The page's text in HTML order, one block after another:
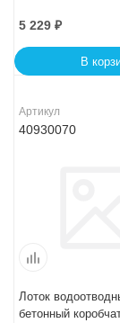
5 229 ₽
В
Артикул
40930070
Лоток
бетонный